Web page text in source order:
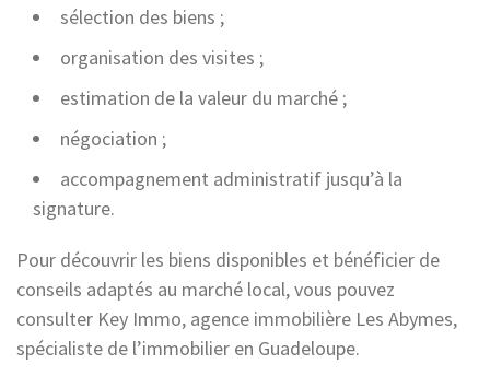
sélection des biens ;
organisation des visites ;
estimation de la valeur du marché ;
négociation ;
accompagnement administratif jusqu’à la
signature.
Pour découvrir les biens disponibles et bénéficier de
conseils adaptés au marché local, vous pouvez
consulter Key Immo, agence immobilière Les Abymes,
spécialiste de l’immobilier en Guadeloupe.